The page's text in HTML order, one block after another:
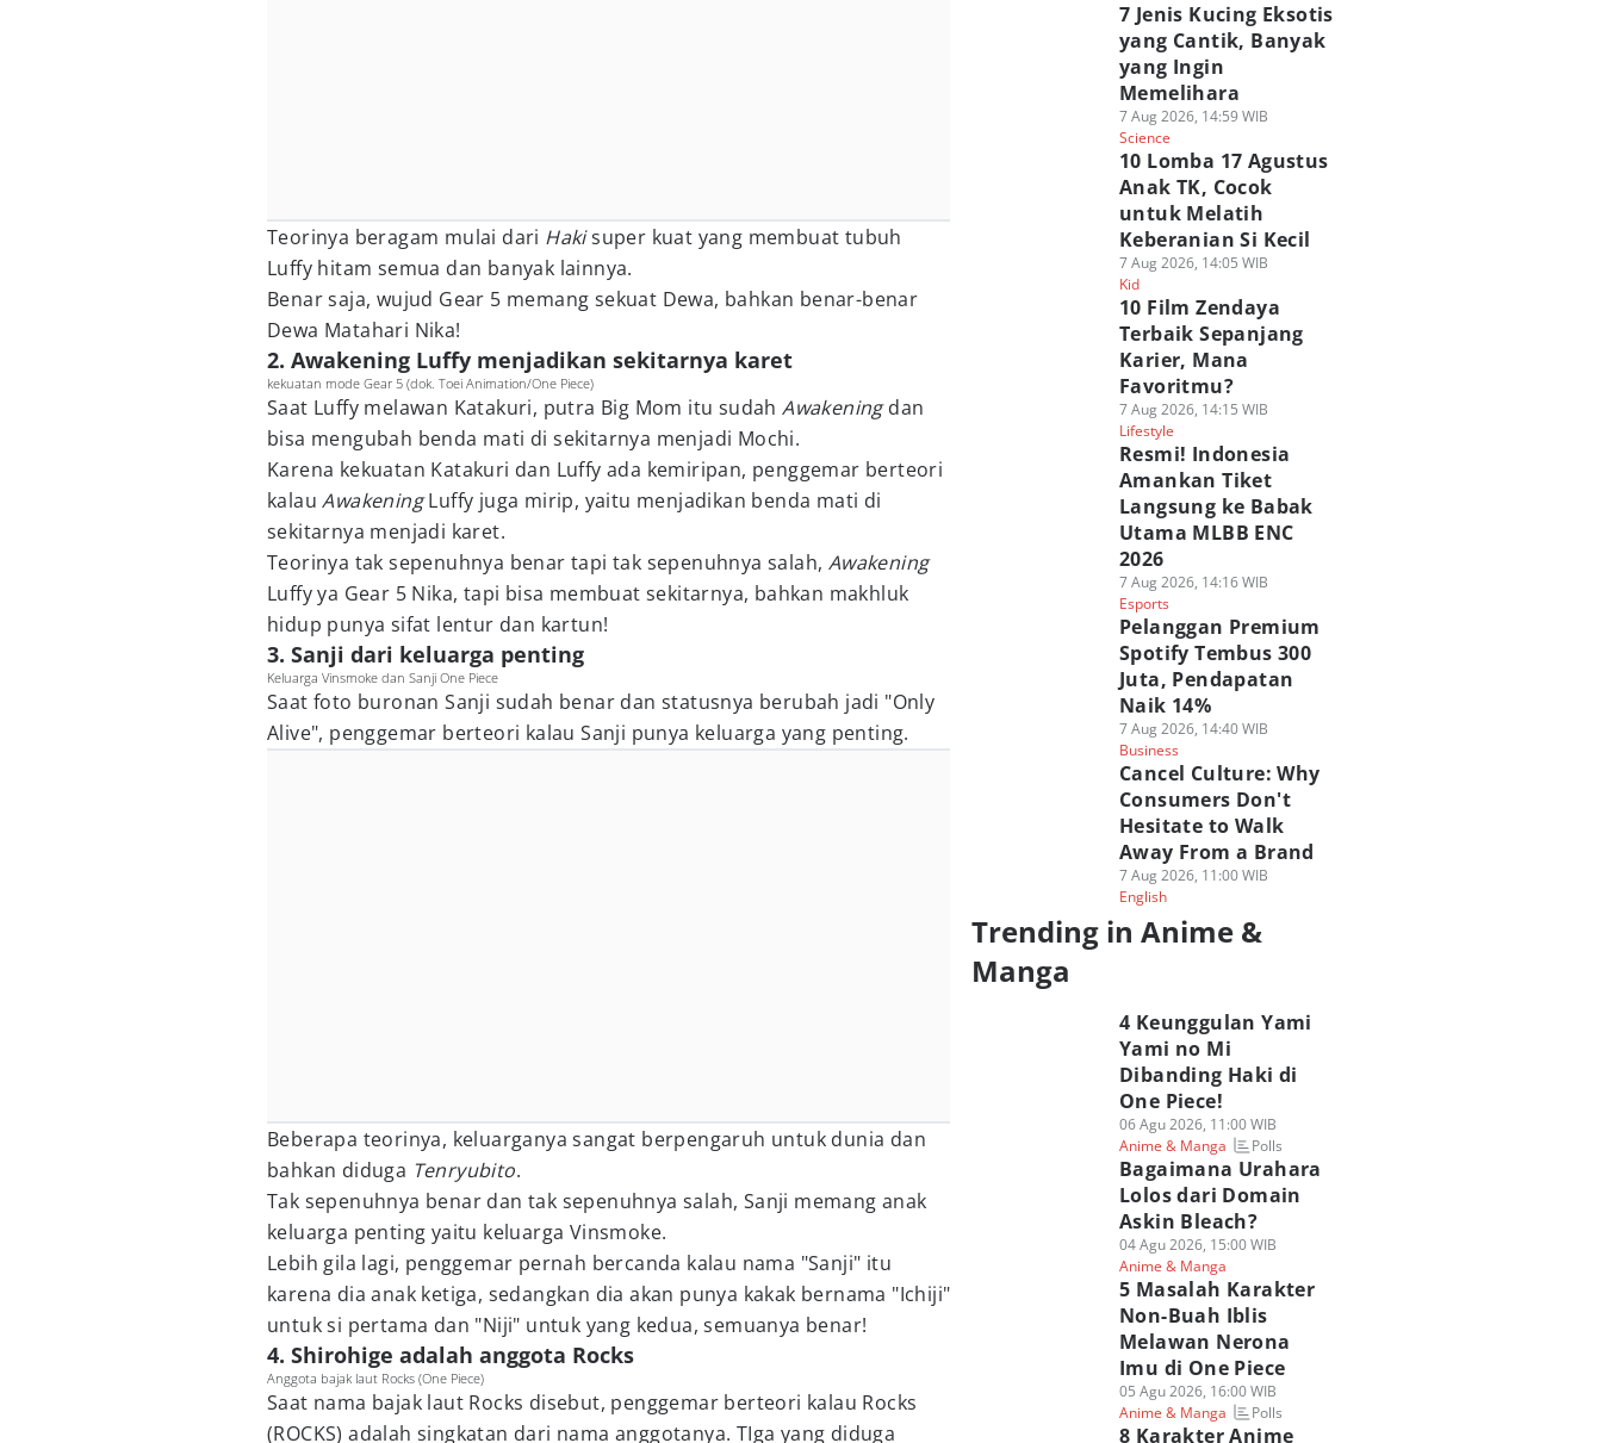
Teorinya beragam mulai dari Hakisuper kuat yang membuat tubuh
Luffy hitam semua dan banyak lainnya.
Benar saja, wujud Gear 5 memang sekuat Dewa, bahkan benar-benar
Dewa Matahari Nika!
2. Awakening Luffy menjadikan sekitarnya karet
kekuatan mode Gear 5 (dok. Toei Animation/One Piece)
Saat Luffy melawan Katakuri, putra Big Mom itu sudahAwakeningdan
bisa mengubah benda mati di sekitarnya menjadi Mochi.
Karena kekuatan Katakuri dan Luffy ada kemiripan, penggemar berteori
kalauAwakeningLuffy juga mirip, yaitu menjadikan benda mati di
sekitarnya menjadi karet.
Teorinya tak sepenuhnya benar tapi tak sepenuhnya salah, Awakening
Luffy ya Gear 5 Nika, tapi bisa membuat sekitarnya, bahkan makhluk
hidup punya sifat lentur dan kartun!
3. Sanji dari keluarga penting
Keluarga Vinsmoke dan Sanji One Piece
Saat foto buronan Sanji sudah benar dan statusnya berubah jadi "Only
Alive", penggemar berteori kalau Sanji punya keluarga yang penting.
Beberapa teorinya, keluarganya sangat berpengaruh untuk dunia dan
bahkan diduga Tenryubito.
Tak sepenuhnya benar dan tak sepenuhnya salah, Sanji memang anak
keluarga penting yaitu keluarga Vinsmoke.
Lebih gila lagi, penggemar pernah bercanda kalau nama "Sanji" itu
karena dia anak ketiga, sedangkan dia akan punya kakak bernama "Ichiji"
untuk si pertama dan "Niji" untuk yang kedua, semuanya benar!
4. Shirohige adalah anggota Rocks
Anggota bajak laut Rocks (One Piece)
Saat nama bajak laut Rocks disebut, penggemar berteori kalau Rocks
(ROCKS) adalah singkatan dari nama anggotanya. TIga yang diduga
7 Jenis Kucing Eksotis
yang Cantik, Banyak
yang Ingin
Memelihara
7 Aug 2026, 14:59 WIB
Science
10 Lomba 17 Agustus
Anak TK, Cocok
untuk Melatih
Keberanian Si Kecil
7 Aug 2026, 14:05 WIB
Kid
10 Film Zendaya
Terbaik Sepanjang
Karier, Mana
Favoritmu?
7 Aug 2026, 14:15 WIB
Lifestyle
Resmi! Indonesia
Amankan Tiket
Langsung ke Babak
Utama MLBB ENC
2026
7 Aug 2026, 14:16 WIB
Esports
Pelanggan Premium
Spotify Tembus 300
Juta, Pendapatan
Naik 14%
7 Aug 2026, 14:40 WIB
Business
Cancel Culture: Why
Consumers Don't
Hesitate to Walk
Away From a Brand
7 Aug 2026, 11:00 WIB
English
Trending in Anime &
Manga
4 Keunggulan Yami
Yami no Mi
Dibanding Haki di
One Piece!
06 Agu 2026, 11:00 WIB
Anime & Manga
Polls
Bagaimana Urahara
Lolos dari Domain
Askin Bleach?
04 Agu 2026, 15:00 WIB
Anime & Manga
5 Masalah Karakter
Non-Buah Iblis
Melawan Nerona
Imu di One Piece
05 Agu 2026, 16:00 WIB
Anime & Manga
Polls
8 Karakter Anime